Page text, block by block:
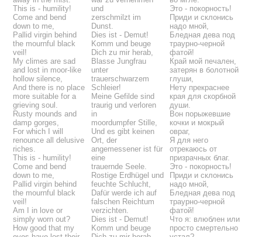
This is - humility!
Come and bend
down to me,
Pallid virgin behind
the mournful black
veil!
My climes are sad
and lost in moor-like
hollow silence,
And there is no place
more suitable for a
grieving soul.
Rusty mounds and
damp gorges,
For which I will
renounce all delusive
riches.
This is - humility!
Come and bend
down to me,
Pallid virgin behind
the mournful black
veil!
Am I in love or
simply worn out?
How good that my
und
zerschmilzt im
Dunst.
Dies ist - Demut!
Komm und beuge
Dich zu mir herab,
Blasse Jungfrau
unter
trauerschwarzem
Schleier!
Meine Gefilde sind
traurig und verloren
in
moordumpfer Stille,
Und es gibt keinen
Ort, der
angemessener ist für
eine
trauernde Seele.
Rostige Erdhügel und
feuchte Schlucht,
Dafür werde ich auf
falschen Reichtum
verzichten.
Dies ist - Demut!
Komm und beuge
Это - покорность!
Приди и склонись
надо мной,
Бледная дева под
траурно-черной
фатой!
Край мой печален,
затерян в болотной
глуши,
Нету прекраснее
края для скорбной
души.
Вон порыжевшие
кочки и мокрый
овраг,
Я для него
отрекаюсь от
призрачных благ.
Это - покорность!
Приди и склонись
надо мной,
Бледная дева под
траурно-черной
фатой!
Что я: влюблен или
просто смертельно